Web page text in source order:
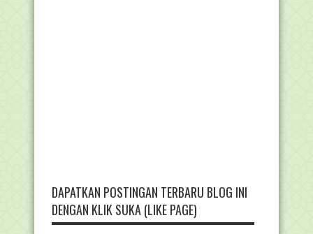
DAPATKAN POSTINGAN TERBARU BLOG INI
DENGAN KLIK SUKA (LIKE PAGE)